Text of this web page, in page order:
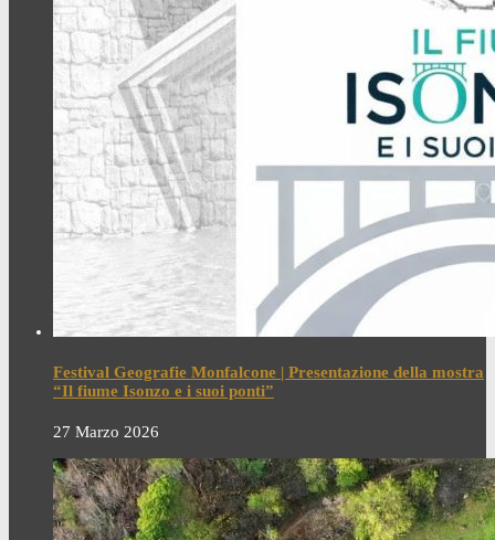
Festival Geografie Monfalcone | Presentazione della mostra
“Il fiume Isonzo e i suoi ponti”
27 Marzo 2026